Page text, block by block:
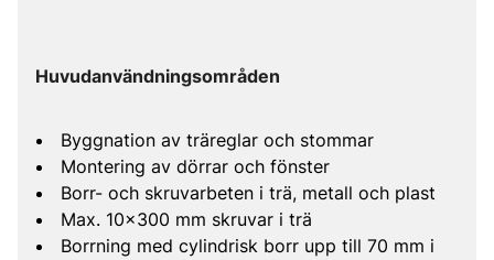
Huvudanvändningsområden
Byggnation av träreglar och stommar
Montering av dörrar och fönster
Borr- och skruvarbeten i trä, metall och plast
Max. 10x300 mm skruvar i trä
Borrning med cylindrisk borr upp till 70 mm i